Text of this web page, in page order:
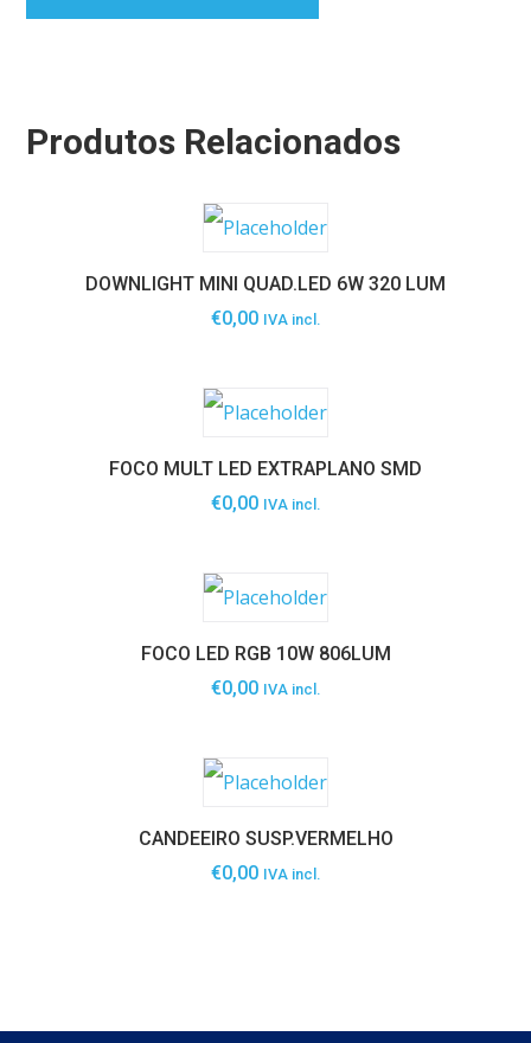
Produtos Relacionados
DOWNLIGHT MINI QUAD.LED 6W 320 LUM
€0,00 IVA incl.
FOCO MULT LED EXTRAPLANO SMD
€0,00 IVA incl.
FOCO LED RGB 10W 806LUM
€0,00 IVA incl.
CANDEEIRO SUSP.VERMELHO
€0,00 IVA incl.